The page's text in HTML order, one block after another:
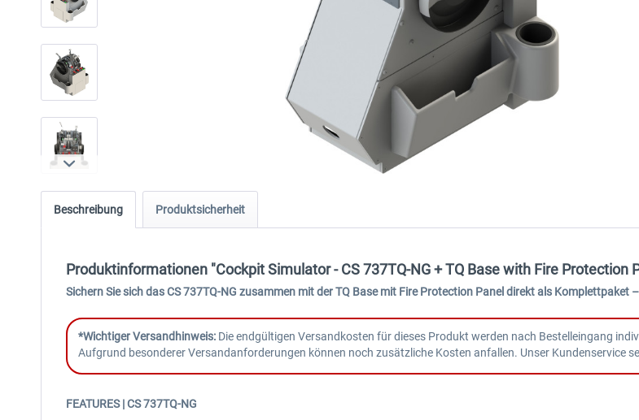
Beschreibung Produktsicherheit
Produktinformationen "Cockpit Simulator - CS 737TQ-NG + TQ Base with Fire Protection
Sichern Sie sich das CS 737TQ-NG zusammen mit der TQ Base mit Fire Protection Panel direkt als Komplettpaket
*Wichtiger Versandhinweis: Die endgültigen Versandkosten für dieses Produkt werden nach Bestelleingang
Aufgrund besonderer Versandanforderungen können noch zusätzliche Kosten anfallen. Unser Kundenservice
FEATURES |CS 737TQ-NG